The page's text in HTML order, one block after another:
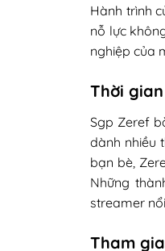
Hành trình
nỗ lực
nghiệp của
Thời
Sgp Zeref
dành nhiều
bạn bè,
Những
streamer
Tham